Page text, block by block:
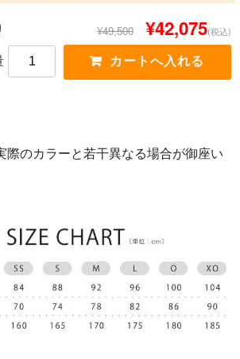
¥49,500 ¥42,075(税込)
際のカラーと若干異なる場合が御座い